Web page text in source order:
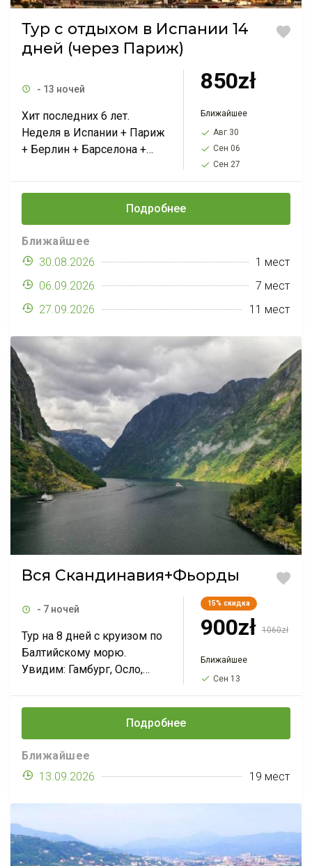
Тур с отдыхом в Испании 14
дней (через Париж)
- 13 ночей
Хит последних 6 лет.
Неделя в Испании + Париж
+ Берлин + Барселона +
Стоимость тура всего 1165
PLN, а...
850zł
Ближайшее
Авг 30
Сен 06
Сен 27
Подробнее
Ближайшее
30.08.2026
1 мест
06.09.2026
7 мест
27.09.2026
11 мест
Вся Скандинавия+Фьорды
- 7 ночей
Тур на 8 дней с круизом по
Балтийскому морю.
Увидим: Гамбург, Осло,
фьордах+посетим ледник.
За 1060 PLN с выездом...
15% скидка
900zł 1060zł
Ближайшее
Сен 13
Подробнее
Ближайшее
13.09.2026
19 мест